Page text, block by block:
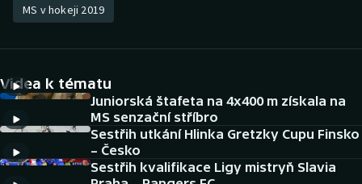
Atletika
DALŠÍ SPORTY
Americký fotbal
Baseball a softbal
NEPŘEHLÉDNĚTE
MS v hokeji 2019
Videa k tématu
Juniorská štafeta na 4x400 m získala na
MS senzační stříbro
Sestřih utkání Hlinka Gretzky Cupu Finsko
– Česko
Sestřih kvalifikace Ligy mistryň Slavia